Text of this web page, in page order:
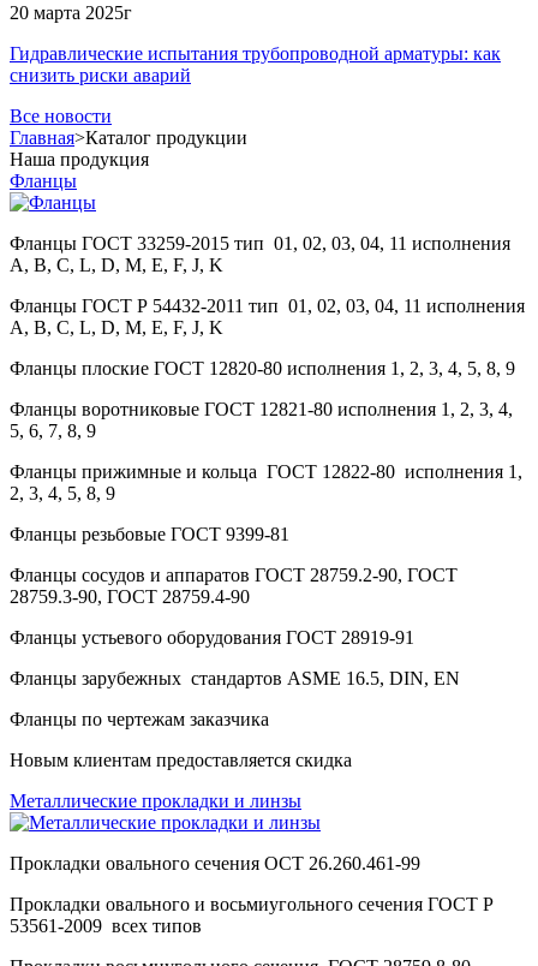
20 марта 2025г
Гидравлические испытания трубопроводной арматуры: как
снизить риски аварий
Все новости
Главная>Каталог продукции
Наша продукция
Фланцы
Фланцы ГОСТ 33259-2015 тип 01, 02, 03, 04, 11 исполнения
A, B, С, L, D, M, E, F, J, K
Фланцы ГОСТ Р 54432-2011 тип 01, 02, 03, 04, 11 исполнения
A, B, С, L, D, M, E, F, J, K
Фланцы плоские ГОСТ 12820-80 исполнения 1, 2, 3, 4, 5, 8, 9
Фланцы воротниковые ГОСТ 12821-80 исполнения 1, 2, 3, 4,
5, 6, 7, 8, 9
Фланцы прижимные и кольца ГОСТ 12822-80 исполнения 1,
2, 3, 4, 5, 8, 9
Фланцы резьбовые ГОСТ 9399-81
Фланцы сосудов и аппаратов ГОСТ 28759.2-90, ГОСТ
28759.3-90, ГОСТ 28759.4-90
Фланцы устьевого оборудования ГОСТ 28919-91
Фланцы зарубежных стандартов ASME 16.5, DIN, EN
Фланцы по чертежам заказчика
Новым клиентам предоставляется скидка
Металлические прокладки и линзы
Прокладки овального сечения ОСТ 26.260.461-99
Прокладки овального и восьмиугольного сечения ГОСТ Р
53561-2009 всех типов